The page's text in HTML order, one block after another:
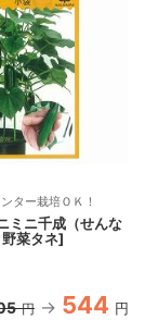
ター栽培ＯＫ！
ミニ千成（せんな
菜タネ]
円 544 円